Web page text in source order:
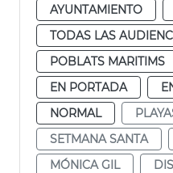
AYUNTAMIENTO
TODAS LAS
POBLATS MARITIMS
EN PORTADA
NORMAL
SETMANA SANTA
MÓNICA GIL